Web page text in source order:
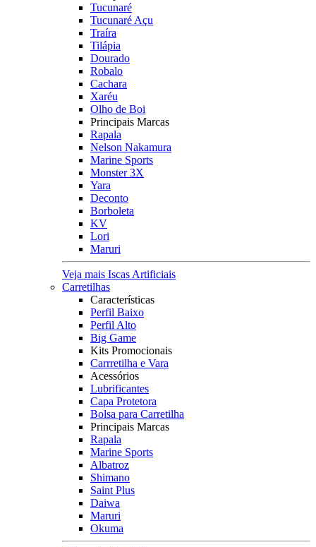
Tucunaré
Tucunaré Açu
Traíra
Tilápia
Dourado
Robalo
Cachara
Xaréu
Olho de Boi
Principais Marcas
Rapala
Nelson Nakamura
Marine Sports
Monster 3X
Yara
Deconto
Borboleta
KV
Lori
Maruri
Veja mais Iscas Artificiais
Carretilhas
Características
Perfil Baixo
Perfil Alto
Big Game
Kits Promocionais
Carrretilha e Vara
Acessórios
Lubrificantes
Capa Protetora
Bolsa para Carretilha
Principais Marcas
Rapala
Marine Sports
Albatroz
Shimano
Saint Plus
Daiwa
Maruri
Okuma